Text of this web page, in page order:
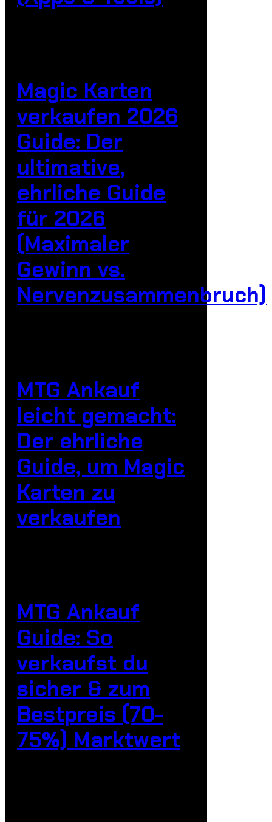
Magic Karten
verkaufen 2026
Guide: Der
ultimative,
ehrliche Guide
für 2026
(Maximaler
Gewinn vs.
Nervenzusammenbruch)
MTG Ankauf
leicht gemacht:
Der ehrliche
Guide, um Magic
Karten zu
verkaufen
MTG Ankauf
Guide: So
verkaufst du
sicher & zum
Bestpreis (70-
75%) Marktwert